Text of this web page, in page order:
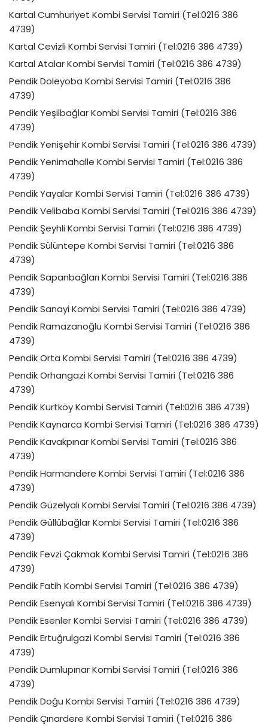
Kartal Cumhuriyet Kombi Servisi Tamiri (Tel:0216 386
4739)
Kartal Cevizli Kombi Servisi Tamiri (Tel:0216 386 4739)
Kartal Atalar Kombi Servisi Tamiri (Tel:0216 386 4739)
Pendik Doleyoba Kombi Servisi Tamiri (Tel:0216 386
4739)
Pendik Yeşilbağlar Kombi Servisi Tamiri (Tel:0216 386
4739)
Pendik Yenişehir Kombi Servisi Tamiri (Tel:0216 386 4739)
Pendik Yenimahalle Kombi Servisi Tamiri (Tel:0216 386
4739)
Pendik Yayalar Kombi Servisi Tamiri (Tel:0216 386 4739)
Pendik Velibaba Kombi Servisi Tamiri (Tel:0216 386 4739)
Pendik Şeyhli Kombi Servisi Tamiri (Tel:0216 386 4739)
Pendik Sülüntepe Kombi Servisi Tamiri (Tel:0216 386
4739)
Pendik Sapanbağları Kombi Servisi Tamiri (Tel:0216 386
4739)
Pendik Sanayi Kombi Servisi Tamiri (Tel:0216 386 4739)
Pendik Ramazanoğlu Kombi Servisi Tamiri (Tel:0216 386
4739)
Pendik Orta Kombi Servisi Tamiri (Tel:0216 386 4739)
Pendik Orhangazi Kombi Servisi Tamiri (Tel:0216 386
4739)
Pendik Kurtköy Kombi Servisi Tamiri (Tel:0216 386 4739)
Pendik Kaynarca Kombi Servisi Tamiri (Tel:0216 386 4739)
Pendik Kavakpınar Kombi Servisi Tamiri (Tel:0216 386
4739)
Pendik Harmandere Kombi Servisi Tamiri (Tel:0216 386
4739)
Pendik Güzelyalı Kombi Servisi Tamiri (Tel:0216 386 4739)
Pendik Güllübağlar Kombi Servisi Tamiri (Tel:0216 386
4739)
Pendik Fevzi Çakmak Kombi Servisi Tamiri (Tel:0216 386
4739)
Pendik Fatih Kombi Servisi Tamiri (Tel:0216 386 4739)
Pendik Esenyalı Kombi Servisi Tamiri (Tel:0216 386 4739)
Pendik Esenler Kombi Servisi Tamiri (Tel:0216 386 4739)
Pendik Ertuğrulgazi Kombi Servisi Tamiri (Tel:0216 386
4739)
Pendik Dumlupınar Kombi Servisi Tamiri (Tel:0216 386
4739)
Pendik Doğu Kombi Servisi Tamiri (Tel:0216 386 4739)
Pendik Çınardere Kombi Servisi Tamiri (Tel:0216 386